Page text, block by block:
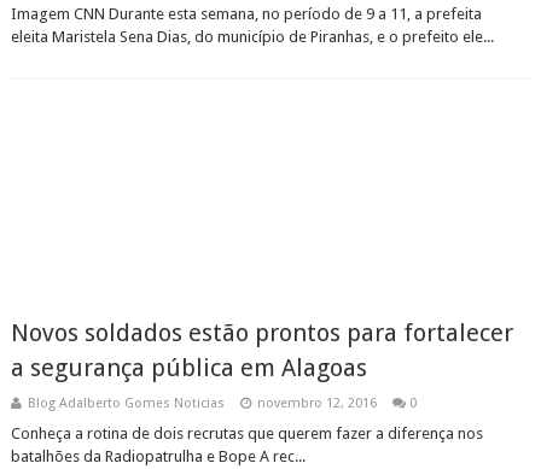
Imagem CNN Durante esta semana, no período de 9 a 11, a prefeita
eleita Maristela Sena Dias, do município de Piranhas, e o prefeito ele...
Novos soldados estão prontos para fortalecer
a segurança pública em Alagoas
Blog Adalberto Gomes Noticias novembro 12, 2016 0
Conheça a rotina de dois recrutas que querem fazer a diferença nos
batalhões da Radiopatrulha e Bope A rec...